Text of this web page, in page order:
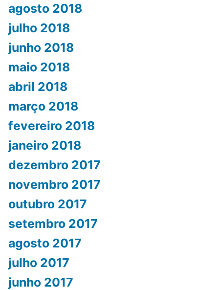
agosto 2018
julho 2018
junho 2018
maio 2018
abril 2018
março 2018
fevereiro 2018
janeiro 2018
dezembro 2017
novembro 2017
outubro 2017
setembro 2017
agosto 2017
julho 2017
junho 2017